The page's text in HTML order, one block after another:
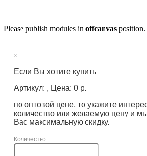
Please publish modules in offcanvas position.
×
Если Вы хотите купить
Артикул: , Цена: 0 р.
по оптовой цене, то укажите
количество или желаемую цену и
Вас максимальную скидку.
Количество